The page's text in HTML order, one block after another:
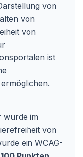
von
von
von
ist
wurde im
von
ein WCAG-